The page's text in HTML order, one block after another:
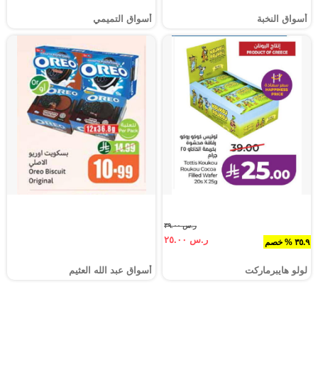
أسواق النخبة أسواق التميمي
٣٥.٩ % خصم
ر.س ٣٩.٠٠
ر.س ٢٥.٠٠
لولو هايبرماركت أسواق عبد الله العثيم